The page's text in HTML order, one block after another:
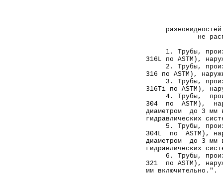
не
1. Трубы,
316L по ASTM),
2. Трубы,
316 по ASTM),
3. Трубы,
316Ti по ASTM),
4. Трубы,
304  по  ASTM),
диаметром  до 3 мм
гидравлических
5. Трубы,
304L  по  ASTM),
диаметром  до 3 мм
гидравлических
6. Трубы,
321  по ASTM),
мм